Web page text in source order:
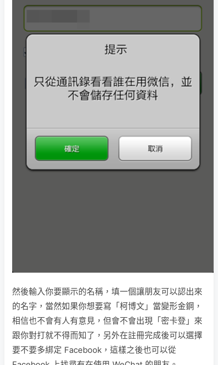
然後輸入你要顯示的名稱，填一個讓朋友可以認出來
的名字，當然如果你想要寫「柯博文」當變形金鋼，
相信也不會有人有意見，但會不會出現「密卡登」來
跟你對打就不得而知了，另外在註冊完成後可以選擇
要不要多綁定 Facebook，這樣之後也可以從